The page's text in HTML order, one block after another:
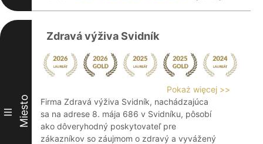
III Miesto
Zdravá výživa Svidník
Pokaż więcej >>
Firma Zdravá výživa Svidník, nachádzajúca
sa na adrese 8. mája 686 v Svidníku, pôsobí
ako dôveryhodný poskytovateľ pre
zákazníkov so záujmom o zdravý a vyvážený